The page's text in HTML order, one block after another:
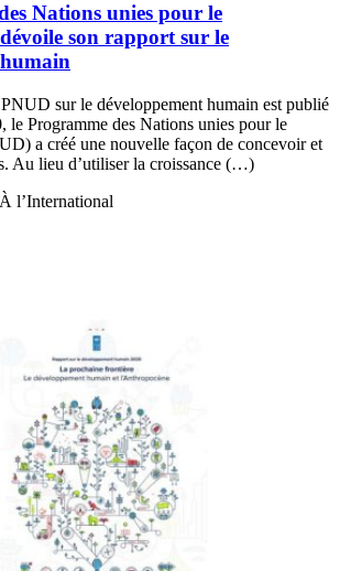
Nations unies pour le
son rapport sur le
sur le développement humain est publié
le Programme des Nations unies pour le
a créé une nouvelle façon de concevoir et
Au lieu d’utiliser la croissance (…)
l’International